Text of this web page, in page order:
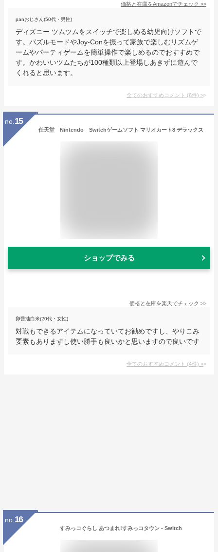
価格と在庫をAmazonでチェック >>
panおじさん(50代・男性)
ディズニー ツムツムをスイッチで楽しめる幼児向けソフトで
す。パズルモードやJoy-Conを振って家族で楽しむリズムゲ
ームやパーティゲームを簡単操作で楽しめるのでおすすめで
す。かわいいツムたちが100種類以上登場しあきずに遊んで
くれると思います。
全てのおすすめコメント (6件) >
no. 15
任天堂 Nintendo Switchゲームソフト マリオカート8 デラックス
ショップでみる
価格と在庫を楽天でチェック >>
卵醤油白米(20代・女性)
対戦もできるアイテムになっていてお勧めですし、やりこみ
要素もありますし使い勝手も良いかと思いますので良いです
全てのおすすめコメント (4件) >
no. 16
すみっコぐらし あつまれ!すみっコタウン - Switch